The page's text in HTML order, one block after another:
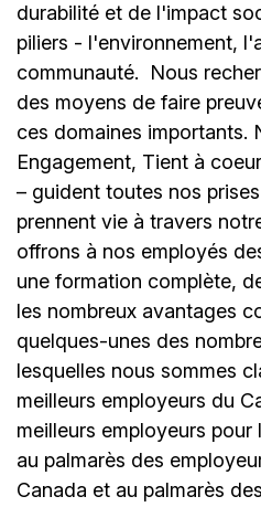
durabilité et de l'impact
piliers - l'environnement,
communauté.
Nous
des moyens de faire
ces domaines importants.
Engagement, Tient à
– guident toutes nos
prennent vie à travers
offrons à nos employés
une formation complète,
les nombreux avantages
quelques-unes des
lesquelles nous sommes
meilleurs employeurs du
meilleurs employeurs
au palmarès des
Canada et au palmarès